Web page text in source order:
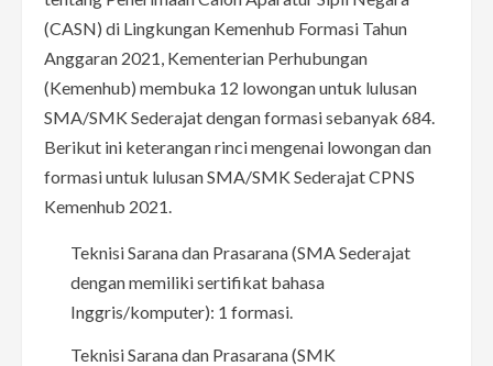
(CASN) di Lingkungan Kemenhub Formasi Tahun
Anggaran 2021, Kementerian Perhubungan
(Kemenhub) membuka 12 lowongan untuk lulusan
SMA/SMK Sederajat dengan formasi sebanyak 684.
Berikut ini keterangan rinci mengenai lowongan dan
formasi untuk lulusan SMA/SMK Sederajat CPNS
Kemenhub 2021.
Teknisi Sarana dan Prasarana (SMA Sederajat
dengan memiliki sertifikat bahasa
Inggris/komputer): 1 formasi.
Teknisi Sarana dan Prasarana (SMK